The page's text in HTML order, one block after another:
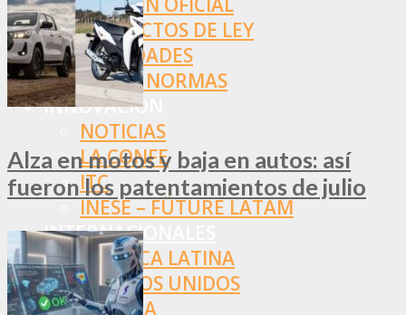
PROYECTOS DE LEY
SOCIEDADES
OTRAS NORMAS
INNOVACIÓN
NOTICIAS
LA CONFE
ITC
INESE – FÜTURE LATAM
INTERNACIONALES
AMÉRICA LATINA
ESTADOS UNIDOS
EUROPA
Alza en motos y baja en autos: así
fueron los patentamientos de julio